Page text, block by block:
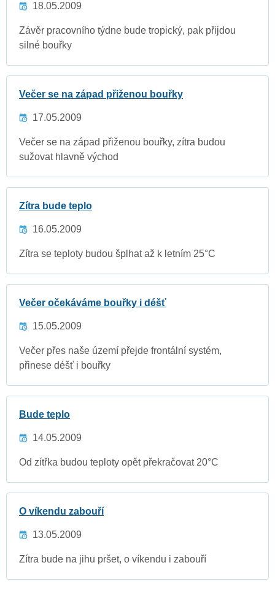
18.05.2009
Závěr pracovního týdne bude tropický, pak přijdou
silné bouřky
Večer se na západ přiženou bouřky
17.05.2009
Večer se na západ přiženou bouřky, zítra budou
sužovat hlavně východ
Zítra bude teplo
16.05.2009
Zítra se teploty budou šplhat až k letním 25°C
Večer očekáváme bouřky i déšť
15.05.2009
Večer přes naše území přejde frontální systém,
přinese déšť i bouřky
Bude teplo
14.05.2009
Od zítřka budou teploty opět překračovat 20°C
O víkendu zabouří
13.05.2009
Zítra bude na jihu pršet, o víkendu i zabouří